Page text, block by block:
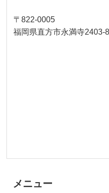
〒822-0005
福岡県直方市永満寺2403-8
メニュー